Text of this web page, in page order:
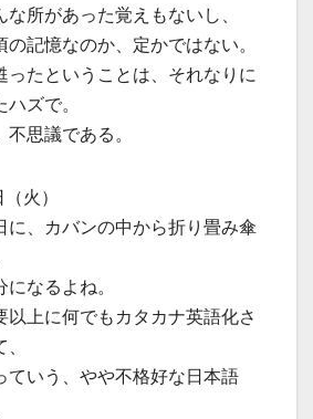
所があった覚えもないし、
記憶なのか、定かではない。
ったということは、それなりに
ズで。
思議である。
火）
に、カバンの中から折り畳み傘
なるよね。
以上に何でもカタカナ英語化さ
ていう、やや不格好な日本語